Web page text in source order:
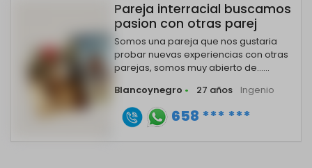
Pareja interracial buscamos
pasion con otras parej
Somos una pareja que nos gustaria
probar nuevas experiencias con otras
parejas, somos muy abierto de......
Blancoynegro • 27 años Ingenio
658 *** ***